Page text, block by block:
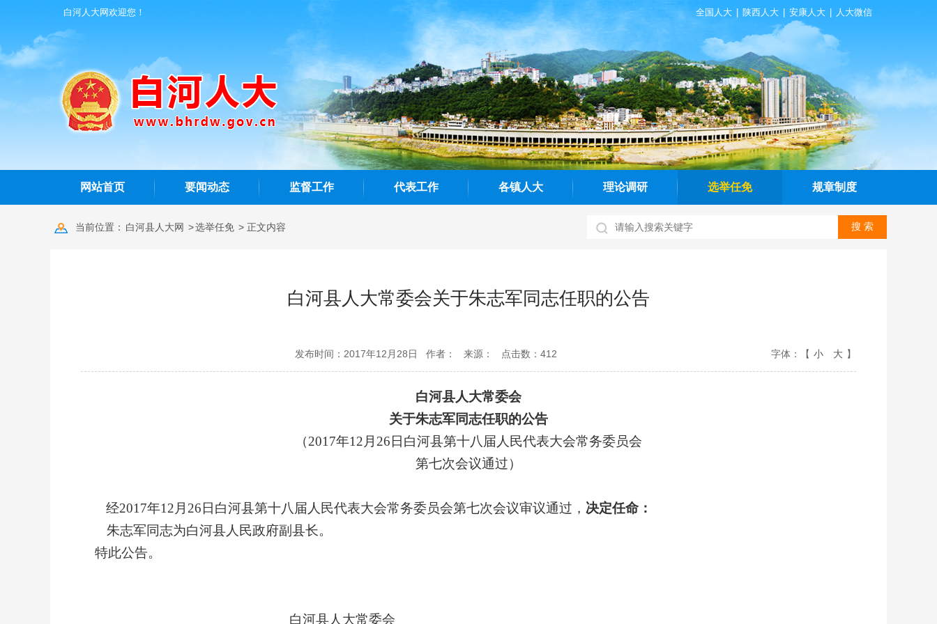
白河人大网欢迎您！ 全国人大 陕西人大 安康人大 人大微信
网站首页 要闻动态 监督工作 代表工作 各镇人大 理论调研 选举任免 规章制度
当前位置： 白河县人大网 >选举任免 > 正文内容
白河县人大常委会关于朱志军同志任职的公告
发布时间：2017年12月28日 作者： 来源： 点击数： 412 字体：【 小 大 】
白河县人大常委会
关于朱志军同志任职的公告
（2017年12月26日 白河县第十八届人民代表大会常务委员会
第七次会议通过）
经2017年12月26日 白河县第十八届人民代表大会常务委员会第七次会议审议通过， 决定任命：
朱志军同志为白河县人民政府副县长。
特此公告。
白河县人大常委会